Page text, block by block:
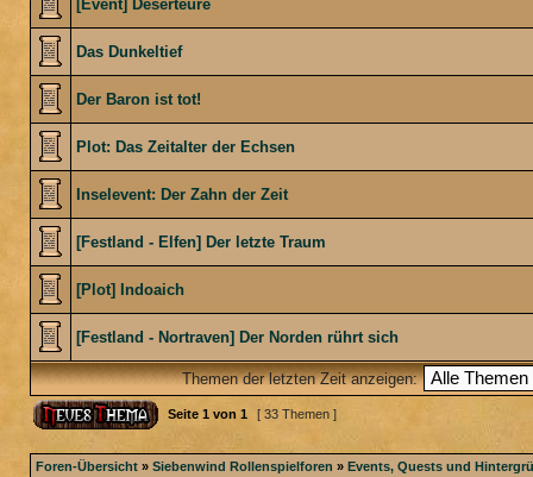
[Event] Deserteure
Das Dunkeltief
Der Baron ist tot!
Plot: Das Zeitalter der Echsen
Inselevent: Der Zahn der Zeit
[Festland - Elfen] Der letzte Traum
[Plot] Indoaich
[Festland - Nortraven] Der Norden rührt sich
Themen der letzten Zeit anzeigen:
Seite 1 von 1 [ 33 Themen ]
Foren-Übersicht » Siebenwind Rollenspielforen » Events, Quests und